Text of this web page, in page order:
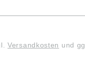
Versandkosten und